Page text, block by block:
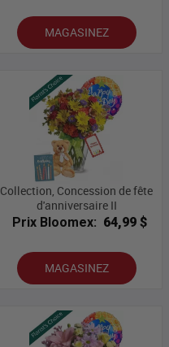
MAGASINEZ
Collection, Concession de fête
d'anniversaire II
Prix Bloomex: 64,99 $
MAGASINEZ